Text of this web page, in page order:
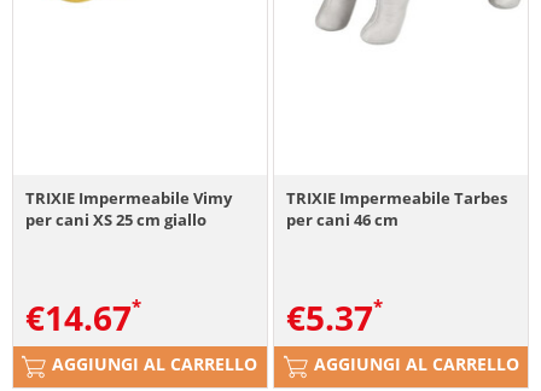
TRIXIE Impermeabile Vimy
per cani XS 25 cm giallo
€14.67
AGGIUNGI AL CARRELLO
TRIXIE Impermeabile Tarbes
per cani 46 cm
€5.37
AGGIUNGI AL CARRELLO